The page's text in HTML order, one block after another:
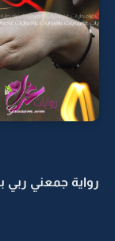
رواية جمعني ربي به